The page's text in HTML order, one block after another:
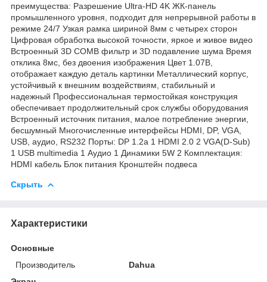
преимущества: Разрешение Ultra-HD 4K ЖК-панель
промышленного уровня, подходит для непрерывной работы в
режиме 24/7 Узкая рамка шириной 8мм с четырех сторон
Цифровая обработка высокой точности, яркое и живое видео
Встроенный 3D COMB фильтр и 3D подавление шума Время
отклика 8мс, без двоения изображения Цвет 1.07B,
отображает каждую деталь картинки Металлический корпус,
устойчивый к внешним воздействиям, стабильный и
надежный Профессиональная термостойкая конструкция
обеспечивает продолжительный срок службы оборудования
Встроенный источник питания, малое потребление энергии,
бесшумный Многочисленные интерфейсы HDMI, DP, VGA,
USB, аудио, RS232 Порты: DP 1.2a 1 HDMI 2.0 2 VGA(D-Sub)
1 USB multimedia 1 Аудио 1 Динамики 5W 2 Комплектация:
HDMI кабель Блок питания Кронштейн подвеса
Скрыть
Характеристики
Основные
Производитель
Dahua